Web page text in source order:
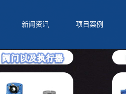
新闻资讯 项目案例
电话
二维码